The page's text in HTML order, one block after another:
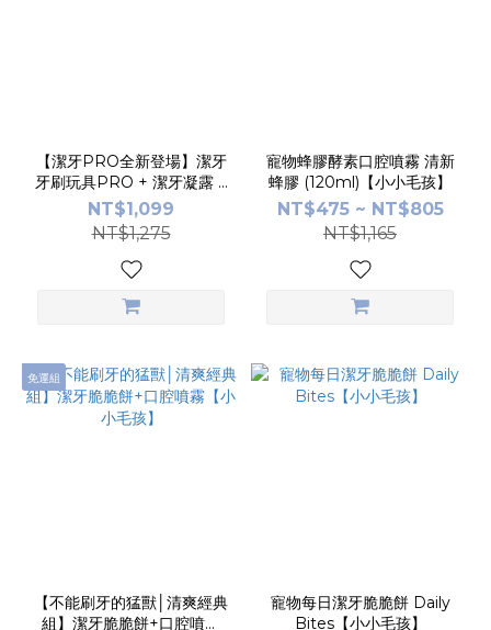
【潔牙PRO全新登場】潔牙
牙刷玩具PRO + 潔牙凝露 +
潔牙脆脆餅
NT$1,099
NT$1,275
寵物蜂膠酵素口腔噴霧 清新
蜂膠 (120ml)【小小毛孩】
NT$475 ~ NT$805
NT$1,165
免運組
【不能刷牙的猛獸│清爽經典
組】潔牙脆脆餅+口腔噴霧
寵物每日潔牙脆脆餅 Daily
Bites【小小毛孩】